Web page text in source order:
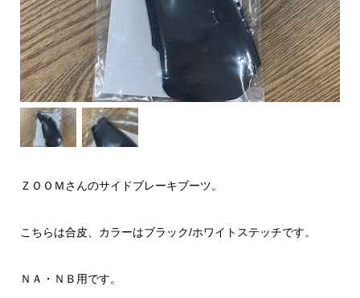
ＺＯＯＭさんのサイドブレーキブーツ。
こちらは合皮、カラーはブラック/ホワイトステッチです。
ＮＡ・ＮＢ用です。